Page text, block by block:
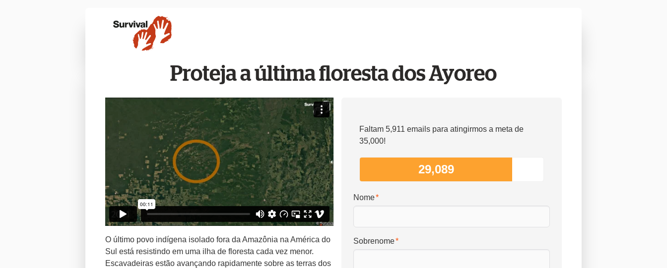
Proteja a última floresta dos Ayoreo
O último povo indígena isolado fora da Amazônia na América do
Sul está resistindo em uma ilha de floresta cada vez menor.
Escavadeiras estão avançando rapidamente sobre as terras dos
Faltam 5,911 emails para atingirmos a meta de
35,000!
29,089
Nome
Sobrenome